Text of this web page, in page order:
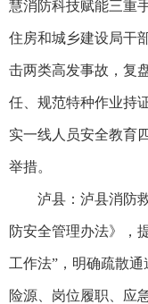
慧消防科技赋能三重
住房和城乡建设局干
击两类高发事故，复
任、规范特种作业持
实一线人员安全教育
举措。
泸县：泸县消防救
防安全管理办法》，
工作法”，明确疏散
险源、岗位履职、应